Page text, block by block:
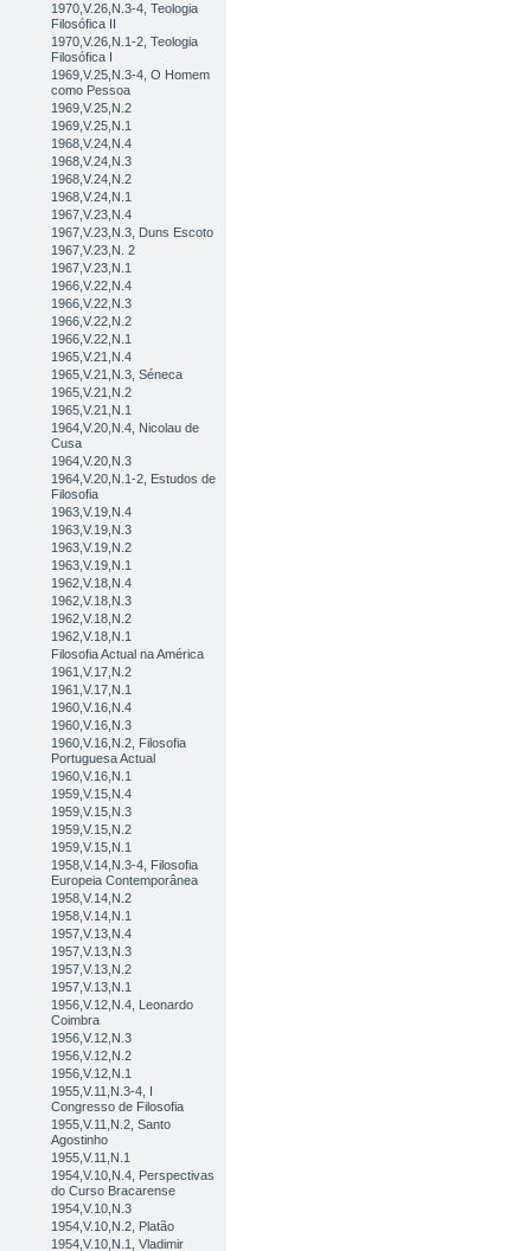
1970,V.26,N.3-4, Teologia
Filosófica II
1970,V.26,N.1-2, Teologia
Filosófica I
1969,V.25,N.3-4, O Homem
como Pessoa
1969,V.25,N.2
1969,V.25,N.1
1968,V.24,N.4
1968,V.24,N.3
1968,V.24,N.2
1968,V.24,N.1
1967,V.23,N.4
1967,V.23,N.3, Duns Escoto
1967,V.23,N. 2
1967,V.23,N.1
1966,V.22,N.4
1966,V.22,N.3
1966,V.22,N.2
1966,V.22,N.1
1965,V.21,N.4
1965,V.21,N.3, Séneca
1965,V.21,N.2
1965,V.21,N.1
1964,V.20,N.4, Nicolau de
Cusa
1964,V.20,N.3
1964,V.20,N.1-2, Estudos de
Filosofia
1963,V.19,N.4
1963,V.19,N.3
1963,V.19,N.2
1963,V.19,N.1
1962,V.18,N.4
1962,V.18,N.3
1962,V.18,N.2
1962,V.18,N.1
Filosofia Actual na América
1961,V.17,N.2
1961,V.17,N.1
1960,V.16,N.4
1960,V.16,N.3
1960,V.16,N.2, Filosofia
Portuguesa Actual
1960,V.16,N.1
1959,V.15,N.4
1959,V.15,N.3
1959,V.15,N.2
1959,V.15,N.1
1958,V.14,N.3-4, Filosofia
Europeia Contemporânea
1958,V.14,N.2
1958,V.14,N.1
1957,V.13,N.4
1957,V.13,N.3
1957,V.13,N.2
1957,V.13,N.1
1956,V.12,N.4, Leonardo
Coimbra
1956,V.12,N.3
1956,V.12,N.2
1956,V.12,N.1
1955,V.11,N.3-4, I
Congresso de Filosofia
1955,V.11,N.2, Santo
Agostinho
1955,V.11,N.1
1954,V.10,N.4, Perspectivas
do Curso Bracarense
1954,V.10,N.3
1954,V.10,N.2, Platão
1954,V.10,N.1, Vladimir